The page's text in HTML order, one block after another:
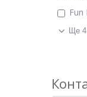
Fun
Ще 4